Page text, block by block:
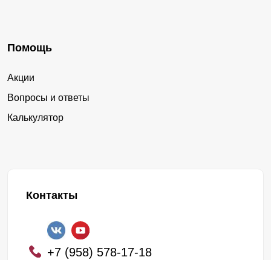
Помощь
Акции
Вопросы и ответы
Калькулятор
Контакты
+7 (958) 578-17-18